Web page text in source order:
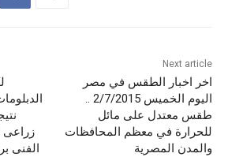
زراعى
الفنى
Next article
اخر اخبار الطقس في مصر
اليوم الخميس 2/7/2015 ..
طقس معتدل على مائل
للحرارة في معظم المحافظات
والمدن المصرية